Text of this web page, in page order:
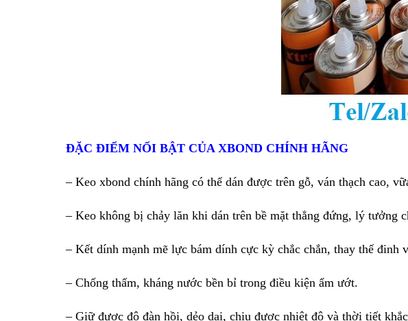
ĐẶC ĐIỂM NỔI BẬT CỦA XBOND CHÍNH HÃNG
– Keo xbond chính hãng có thể dán được trên gỗ, ván thạch cao,
– Keo không bị chảy lăn khi dán trên bề mặt thẳng đứng, lý tưởng
– Kết dính mạnh mẽ lực bám dính cực kỳ chắc chắn, thay thế đinh
– Chống thấm, kháng nước bền bỉ trong điều kiện ẩm ướt.
– Giữ được độ đàn hồi, dẻo dai, chịu được nhiệt độ và thời tiết